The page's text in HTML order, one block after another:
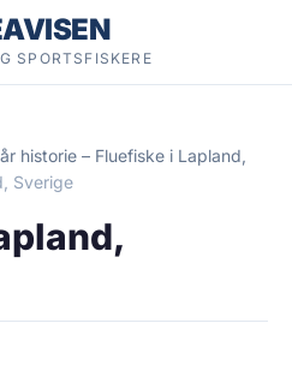
SPORTSFISKERE
historie – Fluefiske i Lapland,
Sverige